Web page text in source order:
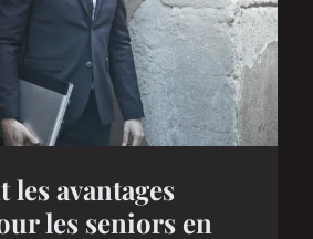
les avantages
les seniors en